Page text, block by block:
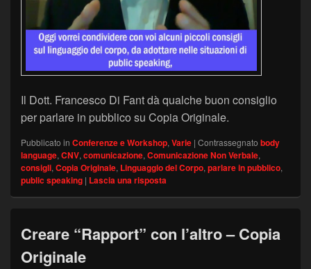
Il Dott. Francesco Di Fant dà qualche buon consiglio
per parlare in pubblico su Copia Originale.
Pubblicato in Conferenze e Workshop, Varie | Contrassegnato body
language, CNV, comunicazione, Comunicazione Non Verbale,
consigli, Copia Originale, Linguaggio del Corpo, parlare in pubblico,
public speaking | Lascia una risposta
Creare “Rapport” con l’altro – Copia
Originale